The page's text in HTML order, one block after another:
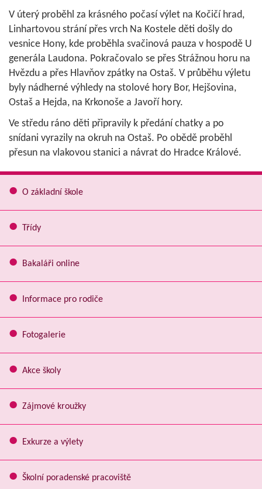
V úterý proběhl za krásného počasí výlet na Kočičí hrad,
Linhartovou strání přes vrch Na Kostele děti došly do
vesnice Hony, kde proběhla svačinová pauza v hospodě U
generála Laudona. Pokračovalo se přes Strážnou horu na
Hvězdu a přes Hlavňov zpátky na Ostaš. V průběhu výletu
byly nádherné výhledy na stolové hory Bor, Hejšovina,
Ostaš a Hejda, na Krkonoše a Javoří hory.
Ve středu ráno děti připravily k předání chatky a po
snídani vyrazily na okruh na Ostaš. Po obědě proběhl
přesun na vlakovou stanici a návrat do Hradce Králové.
O základní škole
Třídy
Bakaláři online
Informace pro rodiče
Fotogalerie
Akce školy
Zájmové kroužky
Exkurze a výlety
Školní poradenské pracoviště